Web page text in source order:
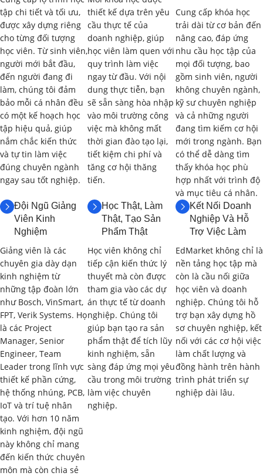
Dưới đây là nội dung chi tiết và thời gian học dự kiến cho
từng phần:
Phần 1: Giới Thiệu về Mastercam và
Giao Diện Phần Mềm (4 giờ)
1.1. Tổng Quan về Mastercam(2 giờ)
Giới thiệu về Mastercam và các phiên bản.
Các module của Mastercam (Mill, Lathe, Router, Wire,
Design…).
Ứng dụng của Mastercam trong lập trình gia công CNC.
So sánh Mastercam với các phần mềm CAM khác.
1.2. Giao Diện và Các Thanh Công Cụ(2 giờ)
Làm quen với giao diện người dùng của Mastercam.
Các thanh công cụ (toolbars) và cách tùy chỉnh.
Các cửa sổ làm việc (graphics window, toolpath manager,
operations manager…).
Các chế độ hiển thị và thao tác với mô hình.
Bài lab:Khởi động Mastercam, tạo project mới và làm
quen với các thanh công cụ, cửa sổ làm việc.
Phần mềm: Mastercam.
Ngôn ngữ: Không sử dụng ngôn ngữ lập trình, chủ yếu
thao tác trên giao diện đồ họa.
tập chi tiết và tối ưu,
được xây dựng riêng
cho từng đối tượng
học viên. Từ sinh viên,
người mới bắt đầu,
đến người đang đi
làm, chúng tôi đảm
bảo mỗi cá nhân đều
có một kế hoạch học
tập hiệu quả, giúp
nắm chắc kiến thức
và tự tin làm việc
đúng chuyên ngành
ngay sau tốt nghiệp.
thiết kế dựa trên yêu
cầu thực tế của
doanh nghiệp, giúp
học viên làm quen với
quy trình làm việc
ngay từ đầu. Với nội
dung thực tiễn, bạn
sẽ sẵn sàng hòa nhập
vào môi trường công
việc mà không mất
thời gian đào tạo lại,
tiết kiệm chi phí và
tăng cơ hội thăng
tiến.
Cung cấp khóa học
trải dài từ cơ bản đến
nâng cao, đáp ứng
nhu cầu học tập của
mọi đối tượng, bao
gồm sinh viên, người
không chuyên ngành,
kỹ sư chuyên nghiệp
và cả những người
đang tìm kiếm cơ hội
mới trong ngành. Bạn
có thể dễ dàng tìm
thấy khóa học phù
hợp nhất với trình độ
và mục tiêu cá nhân.
Đội Ngũ Giảng
Viên Kinh
Nghiệm
Giảng viên là các
chuyên gia dày dạn
kinh nghiệm từ
những tập đoàn lớn
như Bosch, VinSmart,
FPT, Verik Systems. Họ
là các Project
Manager, Senior
Engineer, Team
Leader trong lĩnh vực
thiết kế phần cứng,
hệ thống nhúng, PCB,
IoT và trí tuệ nhân
tạo. Với hơn 10 năm
kinh nghiệm, đội ngũ
này không chỉ mang
đến kiến thức chuyên
môn mà còn chia sẻ
Học Thật, Làm
Thật, Tạo Sản
Phẩm Thật
Học viên không chỉ
tiếp cận kiến thức lý
thuyết mà còn được
tham gia vào các dự
án thực tế từ doanh
nghiệp. Chúng tôi
giúp bạn tạo ra sản
phẩm thật để tích lũy
kinh nghiệm, sẵn
sàng đáp ứng mọi yêu
cầu trong môi trường
làm việc chuyên
nghiệp.
Kết Nối Doanh
Nghiệp Và Hỗ
Trợ Việc Làm
EdMarket không chỉ là
nền tảng học tập mà
còn là cầu nối giữa
học viên và doanh
nghiệp. Chúng tôi hỗ
trợ bạn xây dựng hồ
sơ chuyên nghiệp, kết
nối với các cơ hội việc
làm chất lượng và
đồng hành trên hành
trình phát triển sự
nghiệp dài lâu.